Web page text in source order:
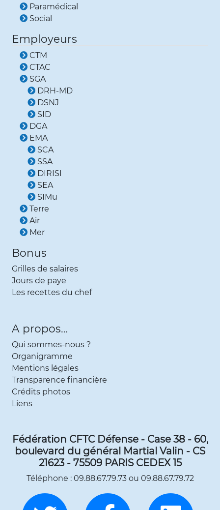
Paramédical
Social
Employeurs
CTM
CTAC
SGA
DRH-MD
DSNJ
SID
DGA
EMA
SCA
SSA
DIRISI
SEA
SIMu
Terre
Air
Mer
Bonus
Grilles de salaires
Jours de paye
Les recettes du chef
A propos…
Qui sommes-nous ?
Organigramme
Mentions légales
Transparence financière
Crédits photos
Liens
Fédération CFTC Défense - Case 38 - 60,
boulevard du général Martial Valin - CS
21623 - 75509 PARIS CEDEX 15
Téléphone : 09.88.67.79.73 ou 09.88.67.79.72